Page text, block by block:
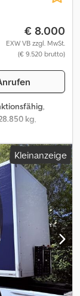
€ 8.000
EXW VB zzgl. MwSt.
(€ 9.520 brutto)
,
kg,
2027,
mm,
385/65,
km/h
, Farbe:
Fuhrpark
Alu-Rolltor * 2 x
* ideal für
DIN
+ links +
Kleinanzeige